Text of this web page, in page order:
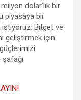
dolar’lık bir
piyasaya bir
Bitget ve
geliştirmek için